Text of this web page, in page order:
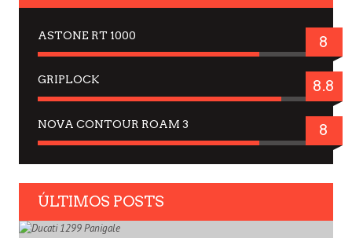
ASTONE RT 1000 8
GRIPLOCK 8.8
NOVA CONTOUR ROAM 3 8
ÚLTIMOS POSTS